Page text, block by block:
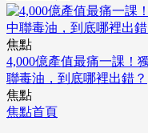
焦點
4,000億產值最痛一課！
聯毒油，到底哪裡出錯？
焦點
焦點首頁